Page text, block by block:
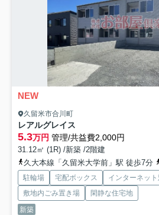
NEW
久留米市合川町
レアルグレイス
5.3万円 管理/共益費2,000円
31.12㎡ (1R) /新築 /2階建
久大本線「久留米大学前」駅 徒歩7分
駐輪場 宅配ボックス インターネッ
敷地内ごみ置き場
閑静な住宅地
新築